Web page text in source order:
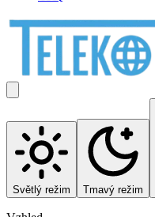
Světlý režim Tmavý režim